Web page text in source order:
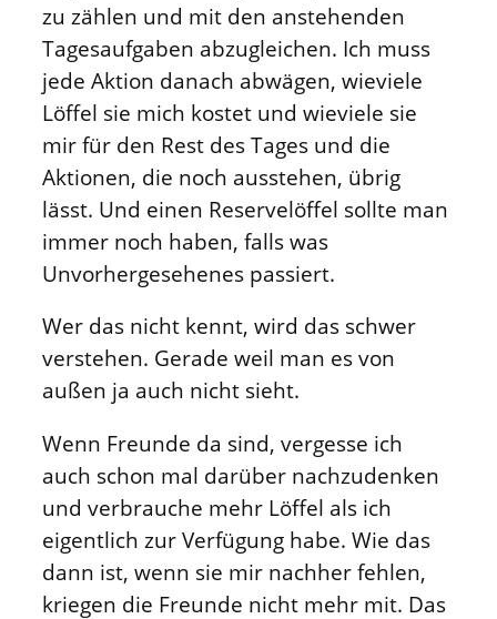
zu zählen und mit den anstehenden
Tagesaufgaben abzugleichen. Ich muss
jede Aktion danach abwägen, wieviele
Löffel sie mich kostet und wieviele sie
mir für den Rest des Tages und die
Aktionen, die noch ausstehen, übrig
lässt. Und einen Reservelöffel sollte man
immer noch haben, falls was
Unvorhergesehenes passiert.
Wer das nicht kennt, wird das schwer
verstehen. Gerade weil man es von
außen ja auch nicht sieht.
Wenn Freunde da sind, vergesse ich
auch schon mal darüber nachzudenken
und verbrauche mehr Löffel als ich
eigentlich zur Verfügung habe. Wie das
dann ist, wenn sie mir nachher fehlen,
kriegen die Freunde nicht mehr mit. Das